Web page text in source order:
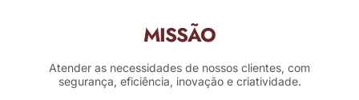
MISSÃO
Atender as necessidades de nossos clientes, com
segurança, eficiência, inovação e criatividade.